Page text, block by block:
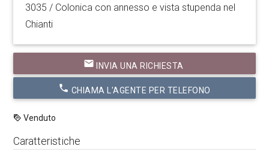
3035 / Colonica con annesso e vista stupenda nel
Chianti
email INVIA UNA RICHIESTA
phone CHIAMA L'AGENTE PER TELEFONO
Venduto
Caratteristiche